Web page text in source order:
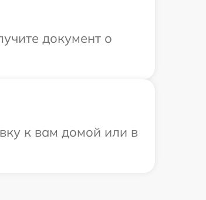
документ о
к вам домой или в